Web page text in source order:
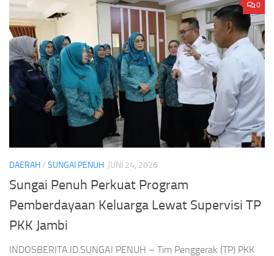
0
DAERAH/ SUNGAI PENUH JUNI 24, 2026
Sungai Penuh Perkuat Program
Pemberdayaan Keluarga Lewat Supervisi TP
PKK Jambi
INDOSBERITA.ID.SUNGAI PENUH – Tim Penggerak (TP) PKK